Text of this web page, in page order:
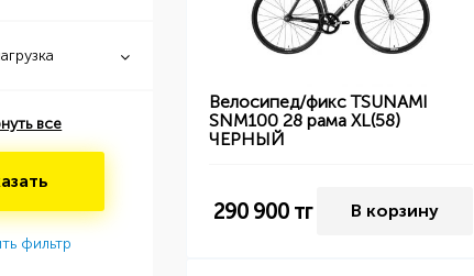
все
фильтр
Велосипед/фикс TSUNAMI
SNM100 28 рама XL(58)
ЧЕРНЫЙ
290 900тг В корзину